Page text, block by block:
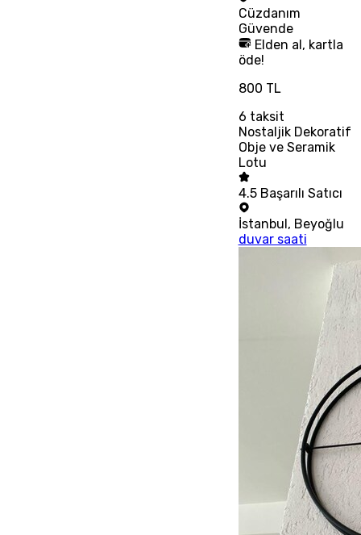
Cüzdanım
Güvende
Elden al, kartla
öde!
800 TL
6 taksit
Nostaljik Dekoratif
Obje ve Seramik
Lotu
4.5 Başarılı Satıcı
İstanbul, Beyoğlu
duvar saati